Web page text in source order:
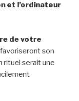
et l’ordinateur
de votre
son
rituel serait une